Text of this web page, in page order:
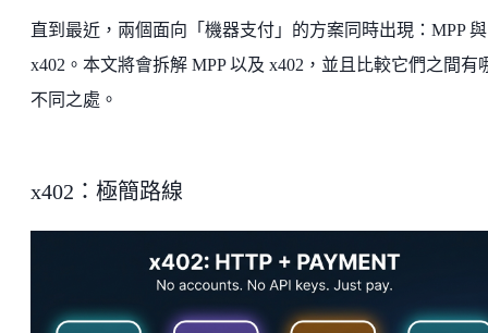
直到最近，兩個面向「機器支付」的方案同時出現：MPP 與
x402。本文將會拆解 MPP 以及 x402，並且比較它們之間有
不同之處。
x402：極簡路線